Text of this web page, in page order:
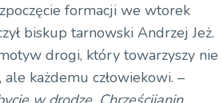
formacji we wtorek
biskup tarnowski Andrzej Jeż.
drogi, który towarzyszy nie
każdemu człowiekowi. –